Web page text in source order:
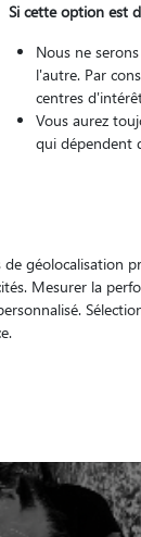
Si cette option est
Nous ne
l'autre. Par
centres
Vous aurez
qui dépendent
géolocalisation
Mesurer la